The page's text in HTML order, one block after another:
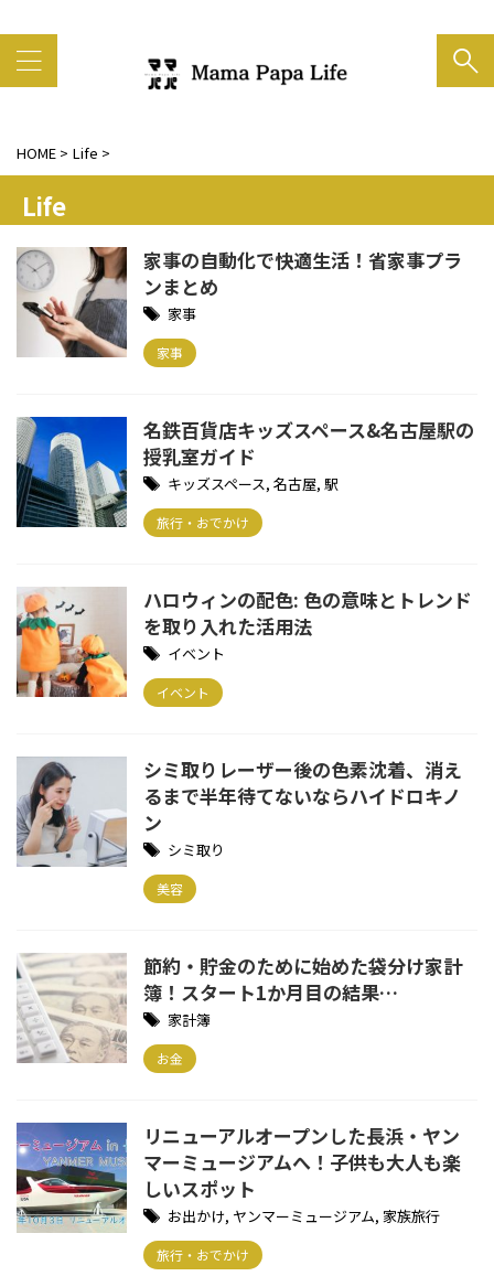
HOME > Life >
Life
家事の自動化で快適生活！省家事プラ
ンまとめ
家事
家事
名鉄百貨店キッズスペース&名古屋駅の
授乳室ガイド
キッズスペース, 名古屋, 駅
旅行・おでかけ
ハロウィンの配色: 色の意味とトレンド
を取り入れた活用法
イベント
イベント
シミ取りレーザー後の色素沈着、消え
るまで半年待てないならハイドロキノ
ン
シミ取り
美容
節約・貯金のために始めた袋分け家計
簿！スタート1か月目の結果…
家計簿
お金
リニューアルオープンした長浜・ヤン
マーミュージアムへ！子供も大人も楽
しいスポット
お出かけ, ヤンマーミュージアム, 家族旅行
旅行・おでかけ